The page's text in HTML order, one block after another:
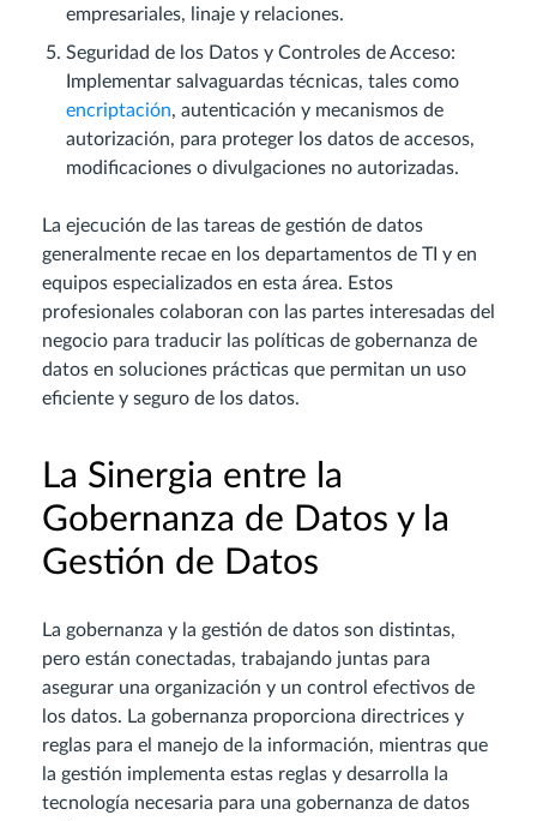
empresariales, linaje y relaciones.
Seguridad de los Datos y Controles de Acceso:
Implementar salvaguardas técnicas, tales como
encriptación, autenticación y mecanismos de
autorización, para proteger los datos de accesos,
modificaciones o divulgaciones no autorizadas.
La ejecución de las tareas de gestión de datos
generalmente recae en los departamentos de TI y en
equipos especializados en esta área. Estos
profesionales colaboran con las partes interesadas del
negocio para traducir las políticas de gobernanza de
datos en soluciones prácticas que permitan un uso
eficiente y seguro de los datos.
La Sinergia entre la
Gobernanza de Datos y la
Gestión de Datos
La gobernanza y la gestión de datos son distintas,
pero están conectadas, trabajando juntas para
asegurar una organización y un control efectivos de
los datos. La gobernanza proporciona directrices y
reglas para el manejo de la información, mientras que
la gestión implementa estas reglas y desarrolla la
tecnología necesaria para una gobernanza de datos